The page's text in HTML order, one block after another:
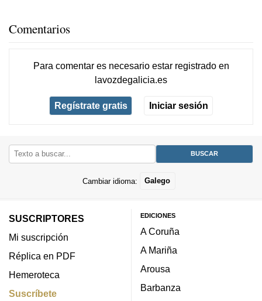
Comentarios
Para comentar es necesario estar registradoen
lavozdegalicia.es
Regístrate gratis Iniciar sesión
Cambiar idioma: Galego
SUSCRIPTORES
Mi suscripción
Réplica en PDF
Hemeroteca
Suscríbete
EDICIONES
A Coruña
A Mariña
Arousa
Barbanza